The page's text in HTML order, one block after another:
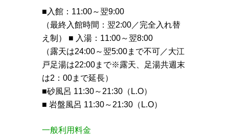
■入館：11:00～翌9:00
（最終入館時間：翌2:00／完全入れ替
え制） ■ 入湯：11:00～翌8:00
（露天は24:00～翌5:00まで不可／大江
戸足湯は22:00まで※露天、足湯共週末
は2：00まで延長）
■砂風呂 11:30～21:30（L.O）
■ 岩盤風呂 11:30～21:30（L.O）
一般利用料金